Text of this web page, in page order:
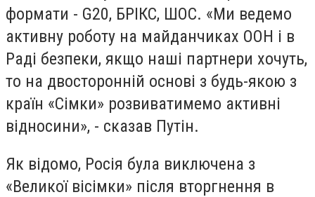
формати - G20, БРІКС, ШОС. «Ми ведемо
активну роботу на майданчиках ООН і в
Раді безпеки, якщо наші партнери хочуть,
то на двосторонній основі з будь-якою з
країн «Сімки» розвиватимемо активні
відносини», - сказав Путін.
Як відомо, Росія була виключена з
«Великої вісімки» після вторгнення в